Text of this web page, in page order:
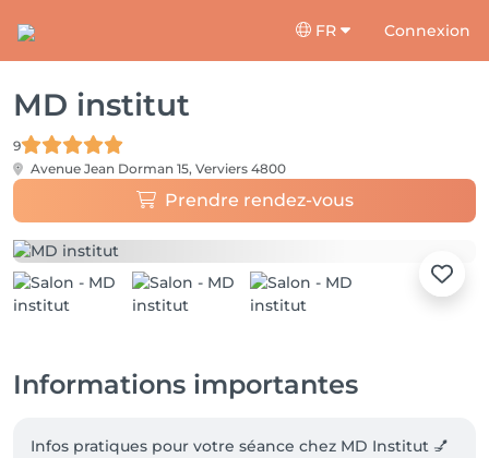
FR Connexion
MD institut
9
Avenue Jean Dorman 15, Verviers 4800
Prendre rendez-vous
Informations importantes
Infos pratiques pour votre séance chez MD Institut 💅